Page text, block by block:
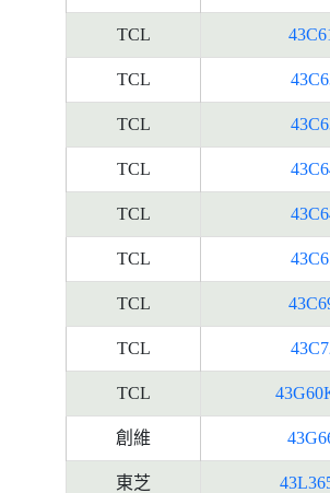
TCL
TCL
TCL
TCL
TCL
TCL
TCL
TCL
TCL
創維
東芝